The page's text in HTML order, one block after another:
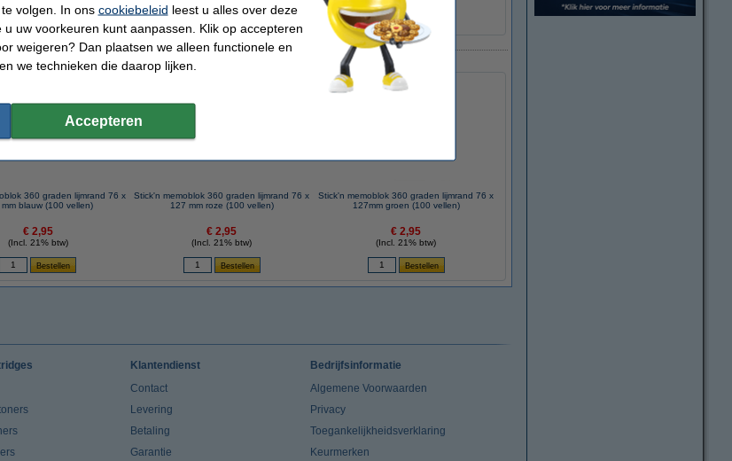
Kleur:
goudgeel
100 vellen
besteld hebben
360 graden lijmrand 76 x
mm blauw (100 vellen)
€ 2,95
(Incl. 21% btw)
Stick'n memoblok 360 graden lijmrand 76 x
127 mm roze (100 vellen)
€ 2,95
(Incl. 21% btw)
Stick'n memoblok 360 graden lijmrand 76 x
127mm groen (100 vellen)
€ 2,95
(Incl. 21% btw)
Klantendienst
Contact
Levering
Betaling
Garantie
Bedrijfsinformatie
Algemene Voorwaarden
Privacy
Toegankelijkheidsverklaring
Keurmerken
volgen. In ons cookiebeleid leest u alles over deze
uw voorkeuren kunt aanpassen. Klik op accepteren
weigeren? Dan plaatsen we alleen functionele en
we technieken die daarop lijken.
Accepteren